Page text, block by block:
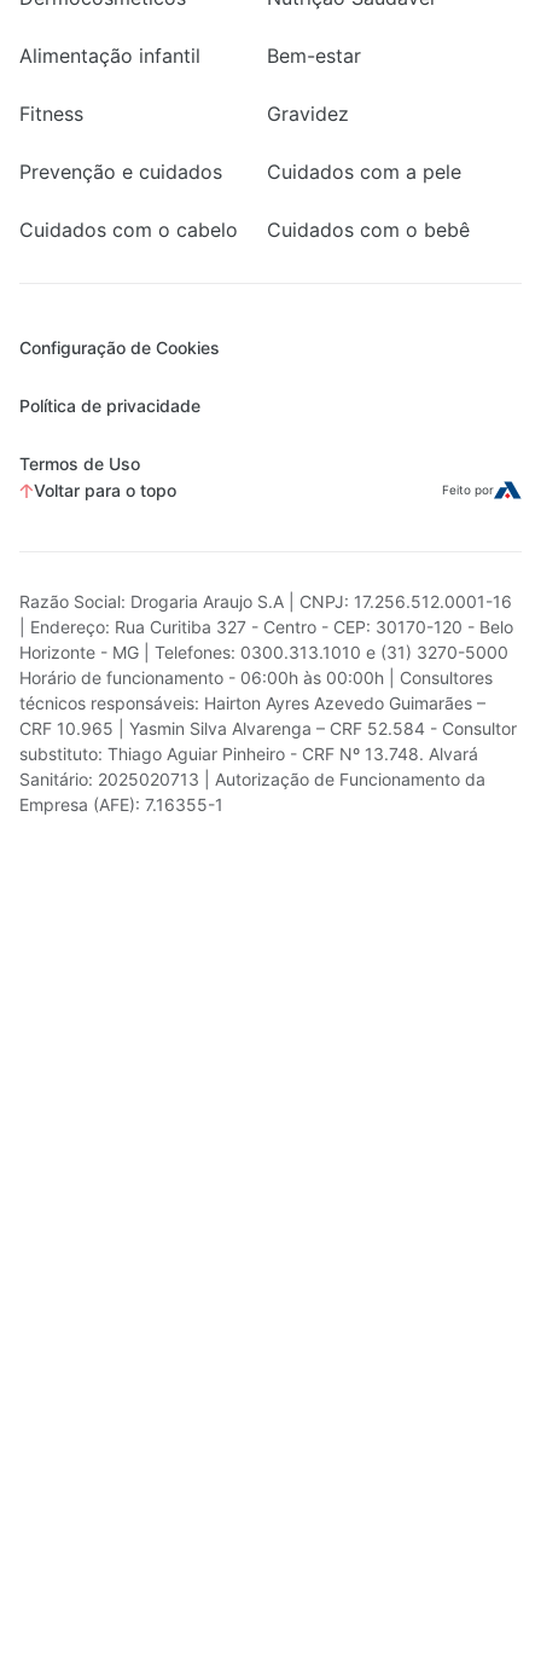
Alimentação infantil Bem-estar
Fitness Gravidez
Prevenção e cuidados Cuidados com a pele
Cuidados com o cabelo Cuidados com o bebê
Configuração de Cookies
Política de privacidade
Termos de Uso
Voltar para o topo
Feito por
Razão Social: Drogaria Araujo S.A | CNPJ: 17.256.512.0001-16
| Endereço: Rua Curitiba 327 - Centro - CEP: 30170-120 - Belo
Horizonte - MG | Telefones: 0300.313.1010 e (31) 3270-5000
Horário de funcionamento - 06:00h às 00:00h | Consultores
técnicos responsáveis: Hairton Ayres Azevedo Guimarães –
CRF 10.965 | Yasmin Silva Alvarenga – CRF 52.584 - Consultor
substituto: Thiago Aguiar Pinheiro - CRF Nº 13.748. Alvará
Sanitário: 2025020713 | Autorização de Funcionamento da
Empresa (AFE): 7.16355-1